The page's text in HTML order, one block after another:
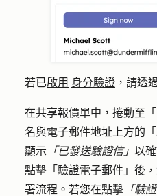
若已啟用 身分驗證 ，請透
在共享報價單中，捲動至「
名與電子郵件地址上方的
顯示 「已發送驗證信」 以
點擊 「驗證電子郵件」 後
署流程。若您在點擊 「驗